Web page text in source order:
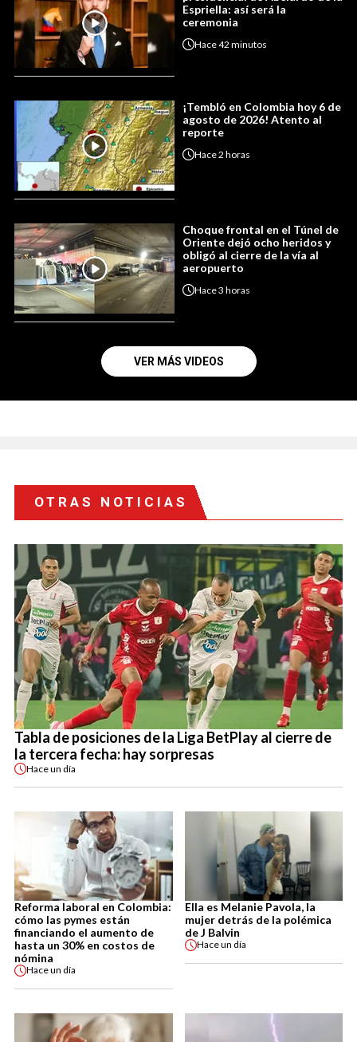
Espriella: así será la
ceremonia
Hace42 minutos
¡Tembló en Colombia hoy 6 de
agosto de 2026! Atento al
reporte
Hace2 horas
Choque frontal en el Túnel de
Oriente dejó ocho heridos y
obligó al cierre de la vía al
aeropuerto
Hace3 horas
VER MÁS VIDEOS
OTRAS NOTICIAS
Tabla de posiciones de la Liga BetPlay al cierre de
la tercera fecha: hay sorpresas
Haceun día
Reforma laboral en Colombia:
cómo las pymes están
financiando el aumento de
hasta un 30% en costos de
nómina
Haceun día
Ella es Melanie Pavola, la
mujer detrás de la polémica
de J Balvin
Haceun día